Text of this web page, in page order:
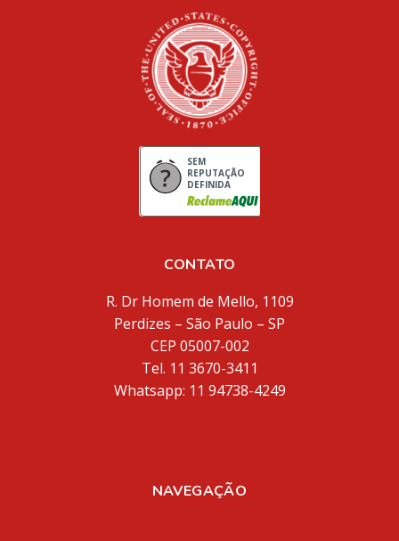
SEM
REPUTAÇÃO
DEFINIDA
CONTATO
R. Dr Homem de Mello, 1109
Perdizes – São Paulo – SP
CEP 05007-002
Tel. 11 3670-3411
Whatsapp: 11 94738-4249
NAVEGAÇÃO